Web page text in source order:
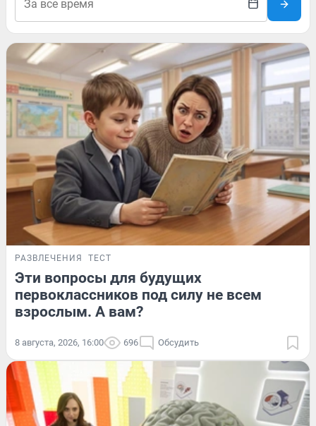
РАЗВЛЕЧЕНИЯ ТЕСТ
Эти вопросы для будущих
первоклассников под силу не всем
взрослым. А вам?
8 августа, 2026, 16:00 696 Обсудить